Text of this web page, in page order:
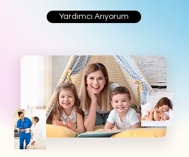
Yardımcı Arıyorum